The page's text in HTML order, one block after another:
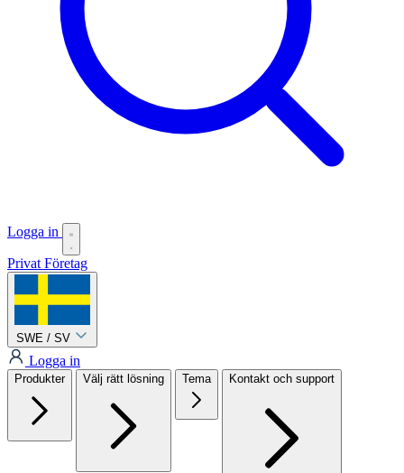
Logga in
Privat Företag
SWE / SV
Logga in
Produkter Välj rätt lösning Tema Kontakt och support